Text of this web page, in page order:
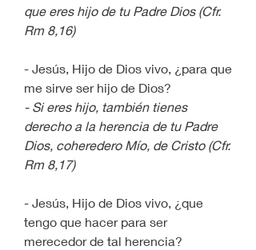
que eres hijo de tu Padre Dios (Cfr.
Rm 8,16)
- Jesús, Hijo de Dios vivo, ¿para que
me sirve ser hijo de Dios?
- Si eres hijo, también tienes
derecho a la herencia de tu Padre
Dios, coheredero Mío, de Cristo (Cfr.
Rm 8,17)
- Jesús, Hijo de Dios vivo, ¿que
tengo que hacer para ser
merecedor de tal herencia?